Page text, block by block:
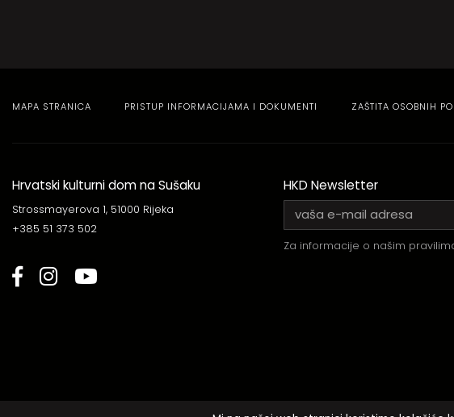
MAPA STRANICA PRISTUP INFORMACIJAMA I DOKUMENTI ZAŠTITA OSOBNIH
Hrvatski kulturni dom na Sušaku
Strossmayerova 1, 51000 Rijeka
+385 51 373 502
HKD Newsletter
Za informacije o našim